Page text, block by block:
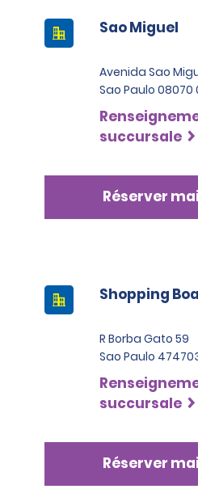
Sao Miguel
Avenida Sao
Sao Paulo 08070
succursale
Réserver
Shopping
R Borba Gato 59
Sao Paulo
succursale
Réserver